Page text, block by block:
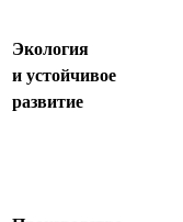
Экология
и устойчивое
развитие